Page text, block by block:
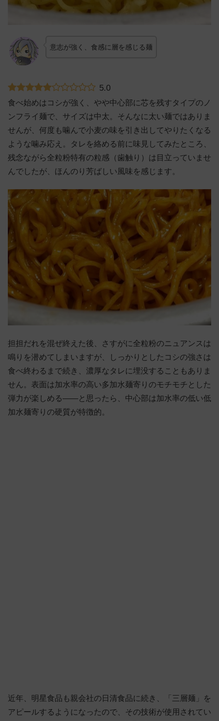
意志が強く、食感に層を感じる麺
5.0
食べ始めはコシが強く、やや中心部に芯を残すタイプのノ
ンフライ麺で、サイズは中太。そんなに太い麺ではありま
せんが、何度も噛んで小麦の味を引き出してやりたくなる
ような噛み応え。タレを絡める前に味見してみたところ、
残念ながら全粒粉特有の粒感（歯触り）は目立っていませ
んでしたが、ほんのり芳ばしい風味を感じます。
担担だれを混ぜ終えた後、さすがに全粒粉のニュアンスは
鳴りを潜めてしまいますが、しっかりとしたコシの強さは
食べ終わるまで続き、濃厚なタレに埋没することもありま
せん。表面は加水率の高い多加水麺寄りのモチモチとした
弾力が楽しめる——と思ったら、中心部は加水率の低い低
加水麺寄りの硬質が特徴的。
近年、明星食品も親会社の日清食品に続き、「三層麺」を
アピールするようになったので、その技術が使用されてい